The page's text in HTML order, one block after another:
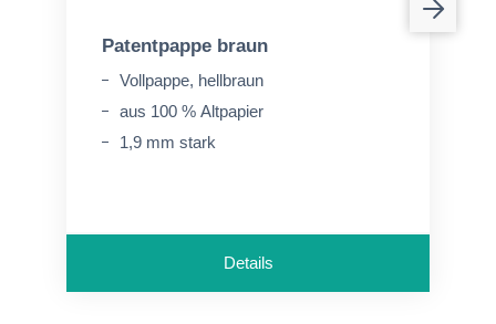
Patentpappe braun
Vollpappe, hellbraun
aus 100 % Altpapier
1,9 mm stark
Details